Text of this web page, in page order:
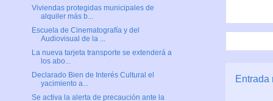
Entrada
Viviendas protegidas municipales de
alquiler más b...
Escuela de Cinematografía y del
Audiovisual de la ...
La nueva tarjeta transporte se extenderá a
los abo...
Declarado Bien de Interés Cultural el
yacimiento a...
Se activa la alerta de precaución ante la